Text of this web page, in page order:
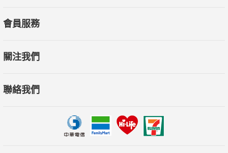
會員服務
關注我們
聯絡我們